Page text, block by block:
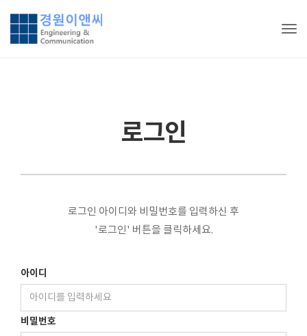
로그인
로그인 아이디와 비밀번호를 입력하신 후
'로그인' 버튼을 클릭하세요.
아이디
비밀번호